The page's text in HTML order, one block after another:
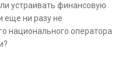
устраивать финансовую
еще ни разу не
национального оператора